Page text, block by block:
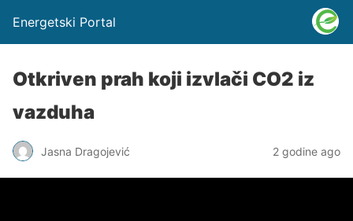
Energetski Portal
Otkriven prah koji izvlači CO2 iz
vazduha
Jasna Dragojević 2 godine ago